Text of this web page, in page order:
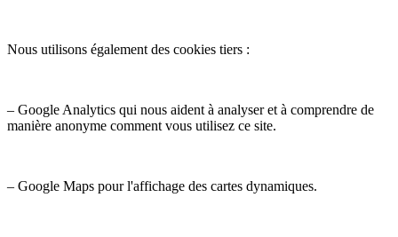
Nous utilisons également des cookies tiers :
– Google Analytics qui nous aident à analyser et à comprendre de
manière anonyme comment vous utilisez ce site.
– Google Maps pour l'affichage des cartes dynamiques.